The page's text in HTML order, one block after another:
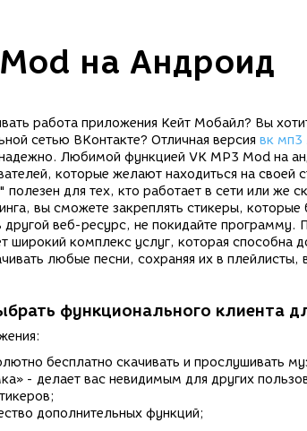
на Андроид
работа приложения Кейт Мобайл? Вы
сетью ВКонтакте? Отличная версия вк мп3
Любимой функцией VK MP3 Mod на
которые желают находиться на своей
для тех, кто работает в сети или же
вы сможете закреплять стикеры,
веб-ресурс, не покидайте программу.
широкий комплекс услуг, которая способна
любые песни, сохраняя их в
функционального клиента
бесплатно скачивать и прослушивать
- делает вас невидимым для других
дополнительных функций;